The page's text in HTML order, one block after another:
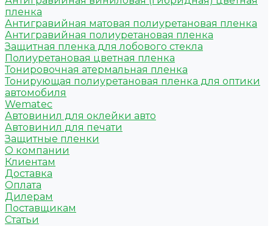
пленка
Антигравийная матовая полиуретановая пленка
Антигравийная полиуретановая пленка
Защитная пленка для лобового стекла
Полиуретановая цветная пленка
Тонировочная атермальная пленка
Тонирующая полиуретановая пленка для оптики
автомобиля
Wematec
Автовинил для оклейки авто
Автовинил для печати
Защитные пленки
О компании
Клиентам
Доставка
Оплата
Дилерам
Поставщикам
Статьи